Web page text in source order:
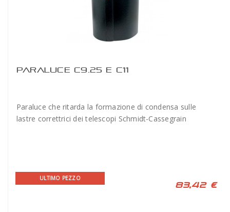
PARALUCE C9.25 E C11
Paraluce che ritarda la formazione di condensa sulle
lastre correttrici dei telescopi Schmidt-Cassegrain
ULTIMO PEZZO
83,42 €